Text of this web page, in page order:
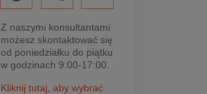
Z naszymi konsultantami
możesz skontaktować się
od poniedziałku do piątku
w godzinach 9:00-17:00.
Kliknij tutaj, aby wybrać